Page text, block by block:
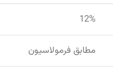
12%
مطابق فرمولاسیون